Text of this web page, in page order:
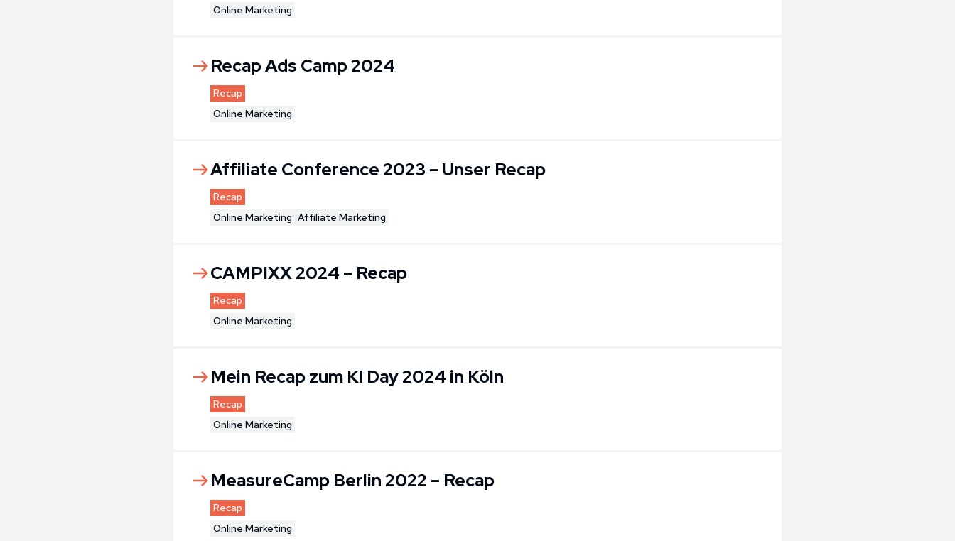
Online Marketing
Recap Ads Camp 2024
Recap
Online Marketing
Affiliate Conference 2023 – Unser Recap
Recap
Online Marketing Affiliate Marketing
CAMPIXX 2024 – Recap
Recap
Online Marketing
Mein Recap zum KI Day 2024 in Köln
Recap
Online Marketing
MeasureCamp Berlin 2022 – Recap
Recap
Online Marketing